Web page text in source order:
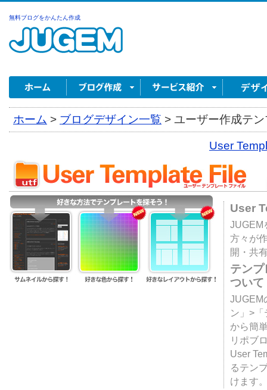
無料ブログをかんたん作成
ホーム > ブログデザイン一覧 > ユーザー作成テ
User
User
JUGEM
方々が
開・共
テン
ついて
JUGEM
ン」>
から簡
リポブ
User
るテン
けます